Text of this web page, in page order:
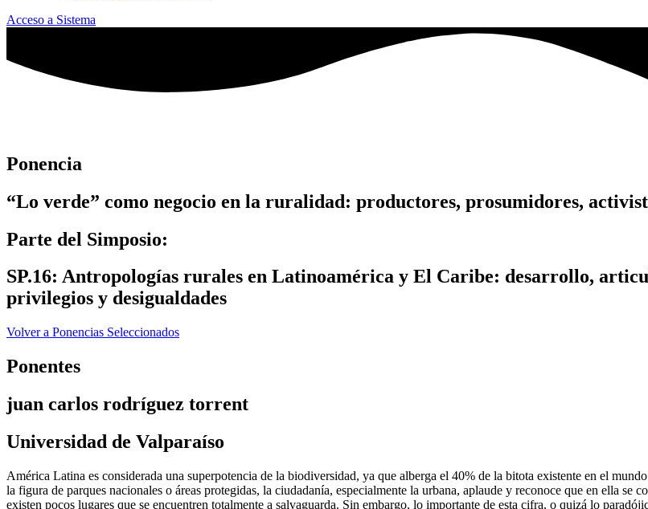
Acceso a Sistema
Ponencia
“Lo verde” como negocio en la ruralidad: productores, prosumidores,
Parte del Simposio:
SP.16: Antropologías rurales en Latinoamérica y El Caribe: desarrollo,
privilegios y desigualdades
Volver a Ponencias Seleccionados
Ponentes
juan carlos rodríguez torrent
Universidad de Valparaíso
América Latina es considerada una superpotencia de la biodiversidad, ya que alberga el 40% de la bitota existente en el
la figura de parques nacionales o áreas protegidas, la ciudadanía, especialmente la urbana, aplaude y reconoce que en ella se
existen pocos lugares que se encuentren totalmente a salvaguarda. Sin embargo, lo importante de esta cifra, o quizá lo